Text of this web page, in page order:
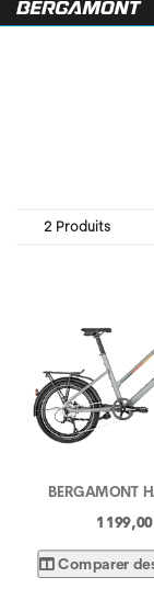
2 Produits
BERGAMONT
1
Comparer